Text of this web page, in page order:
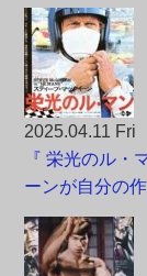
2025.04.11 Fri
『 栄光のル・
ーンが自分の